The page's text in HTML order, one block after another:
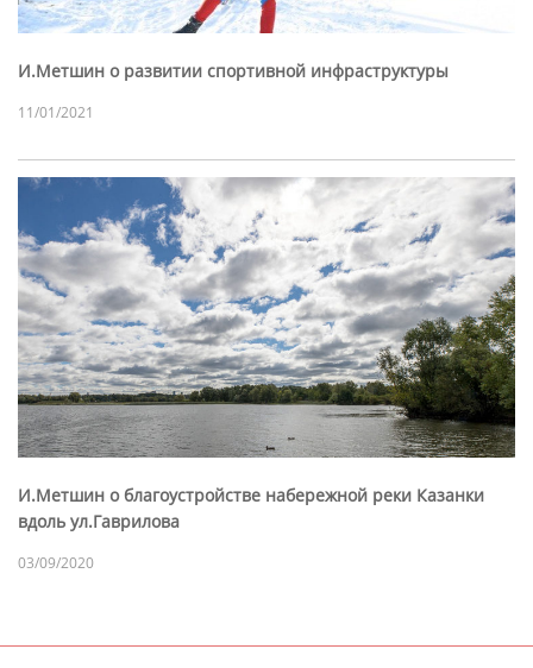
И.Метшин о развитии спортивной инфраструктуры
11/01/2021
И.Метшин о благоустройстве набережной реки Казанки
вдоль ул.Гаврилова
03/09/2020